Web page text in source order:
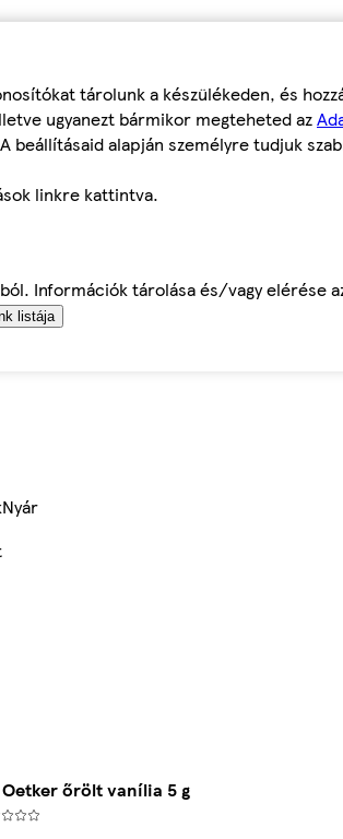
tárolunk a készülékeden, és
ugyanezt bármikor megteheted az
alapján személyre tudjuk
linkre kattintva.
Információk tárolása és/vagy
listája
Nyár
Oetker őrölt vanília 5 g